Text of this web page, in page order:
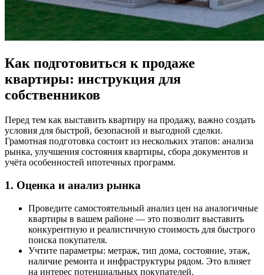
Как подготовиться к продаже
квартиры: инструкция для
собственников
Перед тем как выставить квартиру на продажу, важно создать
условия для быстрой, безопасной и выгодной сделки.
Грамотная подготовка состоит из нескольких этапов: анализа
рынка, улучшения состояния квартиры, сбора документов и
учёта особенностей ипотечных программ.
1. Оценка и анализ рынка
Проведите самостоятельный анализ цен на аналогичные
квартиры в вашем районе — это позволит выставить
конкурентную и реалистичную стоимость для быстрого
поиска покупателя.
Учтите параметры: метраж, тип дома, состояние, этаж,
наличие ремонта и инфраструктуры рядом. Это влияет
на интерес потенциальных покупателей.